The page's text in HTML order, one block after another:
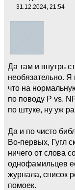
31.12.2024, 21:54
Да там и внутрь
необязательно. Я
что на
по поводу P vs.
по штуке, ну уж
Да и по чисто
Во-первых, Гугл
ничего от слова
однофамильцев
журнала, список
помоек.